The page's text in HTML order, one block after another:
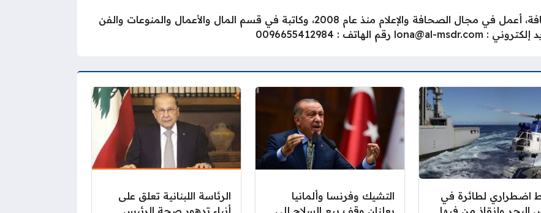
كاتبة ومحررة إخبارية خريجة ماجستير صحافة، أعمل في مجال الصحافة والإعلام منذ عام 2008، وكاتبة في قسم المال والأعمال والمنوعات والفن
إلكتروني : lona@al-msdr.com رقم الهاتف : 0096655412984
اضطراري لطائرة في
التشيك وفرنسا وألمانيا
الرئاسة اللبنانية تعلق على